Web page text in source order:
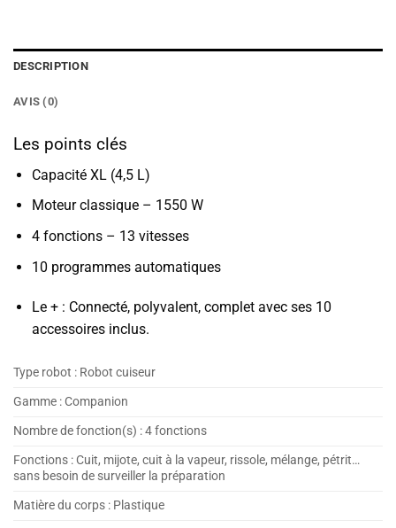
DESCRIPTION
AVIS (0)
Les points clés
Capacité XL (4,5 L)
Moteur classique – 1550 W
4 fonctions – 13 vitesses
10 programmes automatiques
Le + : Connecté, polyvalent, complet avec ses 10
accessoires inclus.
Type robot : Robot cuiseur
Gamme :Companion
Nombre de fonction(s) :4 fonctions
Fonctions :Cuit, mijote, cuit à la vapeur, rissole, mélange, pétrit…
sans besoin de surveiller la préparation
Matière du corps : Plastique